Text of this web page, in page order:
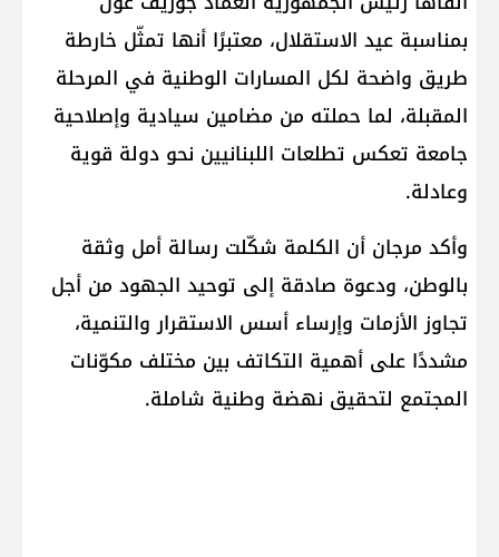
بمناسبة عيد الاستقلال، معتبرًا أنها تمثّل خارطة
طريق واضحة لكل المسارات الوطنية في المرحلة
المقبلة، لما حملته من مضامين سيادية وإصلاحية
جامعة تعكس تطلعات اللبنانيين نحو دولة قوية
وعادلة.
وأكد مرجان أن الكلمة شكّلت رسالة أمل وثقة
بالوطن، ودعوة صادقة إلى توحيد الجهود من أجل
تجاوز الأزمات وإرساء أسس الاستقرار والتنمية،
مشددًا على أهمية التكاتف بين مختلف مكوّنات
المجتمع لتحقيق نهضة وطنية شاملة.